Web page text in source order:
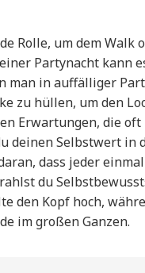
Rolle, um dem Walk
Partynacht kann
man in auffälliger
zu hüllen, um den
Erwartungen, die
deinen Selbstwert in
dass jeder
du
den Kopf hoch,
im großen Ganzen.